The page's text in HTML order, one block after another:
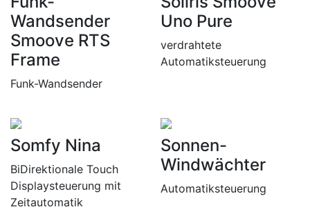
Wandsender
Smoove RTS
Frame
Funk-Wandsender
Uno Pure
verdrahtete
Automatiksteuerung
Somfy Nina
BiDirektionale Touch
Displaysteuerung mit
Zeitautomatik
Sonnen-
Windwächter
Automatiksteuerung